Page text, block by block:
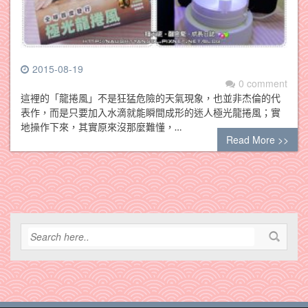
2015-08-19
0 comment
這裡的「龍捲風」不是狂猛危險的天氣現象，也並非杰倫的代
表作，而是只要加入水滴就能瞬間成形的迷人極光龍捲風；實
地操作下來，其實原來沒那麼難懂，…
Read More >>